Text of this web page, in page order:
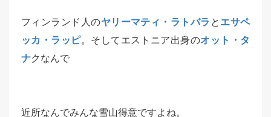
フィンランド人のヤリーマティ・ラトバラ と エサペ
ッカ・ラッピ。そしてエストニア出身のオット・タ
ナクなんで
近所なんでみんな雪山得意ですよね。